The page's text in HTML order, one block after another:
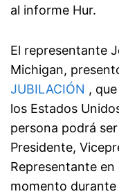
al informe Hur.
El representante
Michigan,
JUBILACIÓN ,
los Estados
persona podrá
Presidente,
Representante
momento